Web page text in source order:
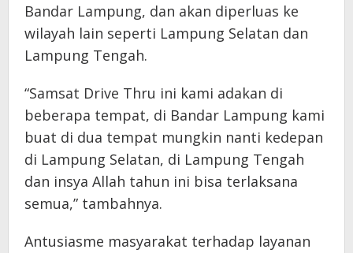
Bandar Lampung, dan akan diperluas ke
wilayah lain seperti Lampung Selatan dan
Lampung Tengah.
“Samsat Drive Thru ini kami adakan di
beberapa tempat, di Bandar Lampung kami
buat di dua tempat mungkin nanti kedepan
di Lampung Selatan, di Lampung Tengah
dan insya Allah tahun ini bisa terlaksana
semua,” tambahnya.
Antusiasme masyarakat terhadap layanan